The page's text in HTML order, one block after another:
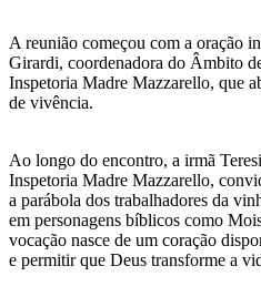
A reunião começou com a oração
Girardi, coordenadora do Âmbito
Inspetoria Madre Mazzarello, que
de vivência.
Ao longo do encontro, a irmã
Inspetoria Madre Mazzarello,
a parábola dos trabalhadores da
em personagens bíblicos como
vocação nasce de um coração
e permitir que Deus transforme a